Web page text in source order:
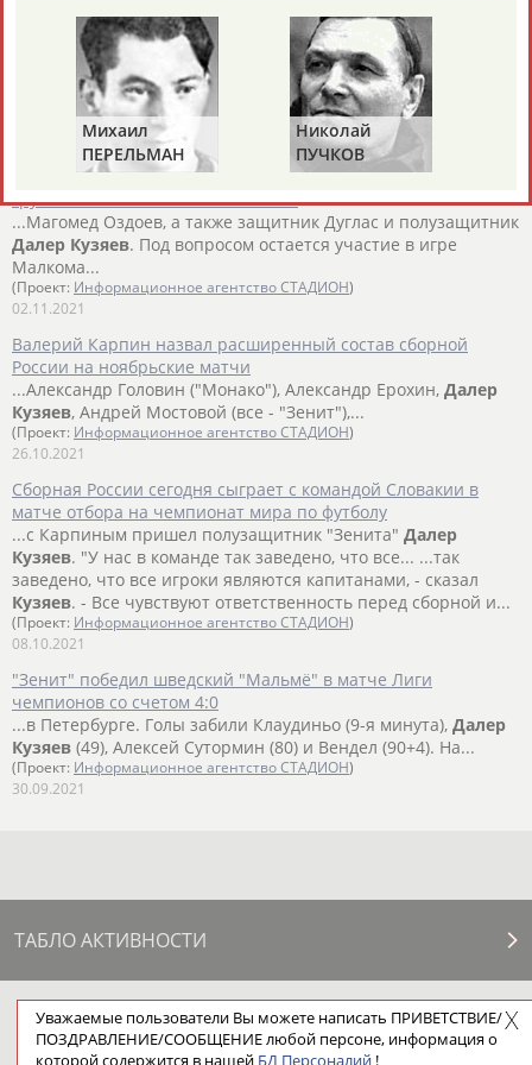
прямую путевку на чемпионат мира по футболу
...Всего их было шесть - Джикия, Дмитрий Баринов, Смолов,
Кузяев, Алексей Сутормин и Александр Головин.
Впервые...
Информационное агентство СТАДИОН)
14.11.2021
"Зенит" сегодня сыграет в гостях с "Ювентусом" в матче
группового этапа Лиги чемпионов
...Магомед Оздоев, а также защитник Дуглас и полузащитник
Далер Кузяев. Под вопросом остается участие в игре
Малкома...
(Проект: Информационное агентство СТАДИОН)
02.11.2021
Валерий Карпин назвал расширенный состав сборной
России на ноябрьские матчи
...Александр Головин ("Монако"), Александр Ерохин, Далер
Кузяев, Андрей Мостовой (все - "Зенит"),...
(Проект: Информационное агентство СТАДИОН)
26.10.2021
Сборная России сегодня сыграет с командой Словакии в
матче отбора на чемпионат мира по футболу
...с Карпиным пришел полузащитник "Зенита" Далер
Кузяев. "У нас в команде так заведено, что все... ...так
заведено, что все игроки являются капитанами, - сказал
Кузяев. - Все чувствуют ответственность перед сборной и...
(Проект: Информационное агентство СТАДИОН)
08.10.2021
"Зенит" победил шведский "Мальмё" в матче Лиги
чемпионов со счетом 4:0
...в Петербурге. Голы забили Клаудиньо (9-я минута), Далер
Кузяев (49), Алексей Сутормин (80) и Вендел (90+4). На...
(Проект: Информационное агентство СТАДИОН)
30.09.2021
ТАБЛО АКТИВНОСТИ
ЦЕЛИ ПРОЕКТА КОНТАКТЫ НАШИ КНОПКИ РЕКЛАМА
Михаил
ПЕРЕЛЬМАН
(ПЕРЛЬМАН)
Николай
ПУЧКОВ
Уважаемые пользователи Вы можете написать ПРИВЕТСТВИЕ/
ПОЗДРАВЛЕНИЕ/СООБЩЕНИЕ любой персоне, информация о
которой содержится в нашей БД Персоналий!